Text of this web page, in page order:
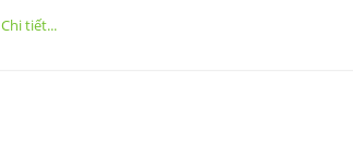
Chi tiết...